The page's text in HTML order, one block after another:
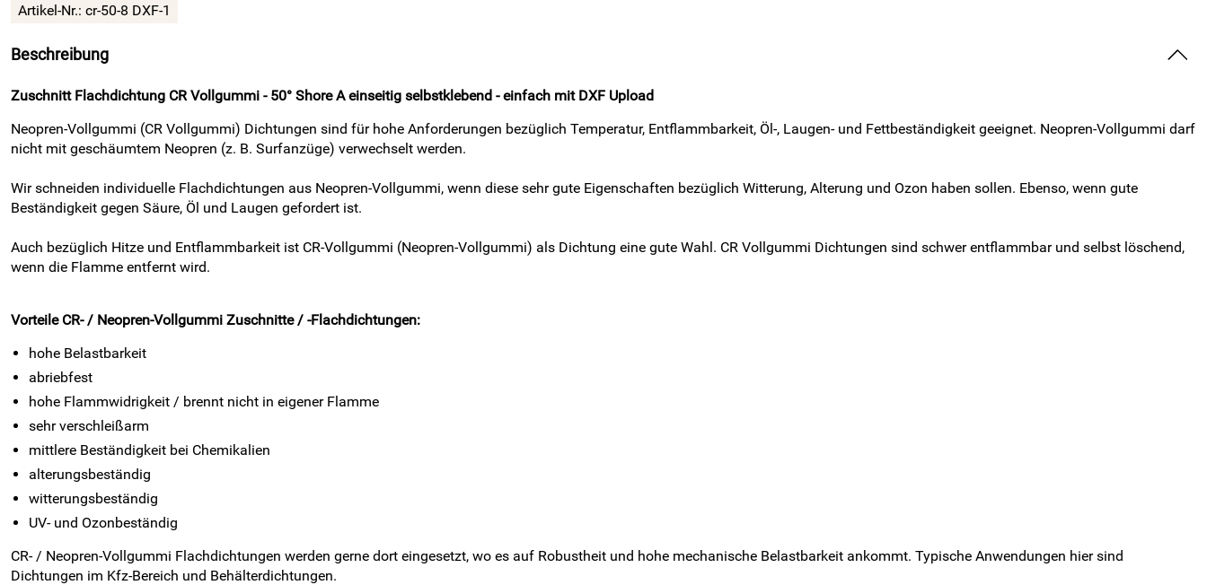
Artikel-Nr.: cr-50-8 DXF-1
Beschreibung
Zuschnitt Flachdichtung CR Vollgummi - 50° Shore A einseitig selbstklebend - einfach mit DXF Upload
Neopren-Vollgummi (CR Vollgummi) Dichtungen sind für hohe Anforderungen bezüglich Temperatur, Entflammbarkeit, Öl-, Laugen- und Fettbeständigkeit geeignet. Neopren-Vollgummi darf
nicht mit geschäumtem Neopren (z. B. Surfanzüge) verwechselt werden.
Wir schneiden individuelle Flachdichtungen aus Neopren-Vollgummi, wenn diese sehr gute Eigenschaften bezüglich Witterung, Alterung und Ozon haben sollen. Ebenso, wenn gute
Beständigkeit gegen Säure, Öl und Laugen gefordert ist.
Auch bezüglich Hitze und Entflammbarkeit ist CR-Vollgummi (Neopren-Vollgummi) als Dichtung eine gute Wahl. CR Vollgummi Dichtungen sind schwer entflammbar und selbst löschend,
wenn die Flamme entfernt wird.
Vorteile CR- / Neopren-Vollgummi Zuschnitte / -Flachdichtungen:
hohe Belastbarkeit
abriebfest
hohe Flammwidrigkeit / brennt nicht in eigener Flamme
sehr verschleißarm
mittlere Beständigkeit bei Chemikalien
alterungsbeständig
witterungsbeständig
UV- und Ozonbeständig
CR- / Neopren-Vollgummi Flachdichtungen werden gerne dort eingesetzt, wo es auf Robustheit und hohe mechanische Belastbarkeit ankommt. Typische Anwendungen hier sind
Dichtungen im Kfz-Bereich und Behälterdichtungen.